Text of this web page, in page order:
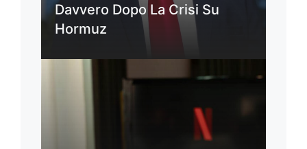
Davvero Dopo La Crisi Su
Hormuz